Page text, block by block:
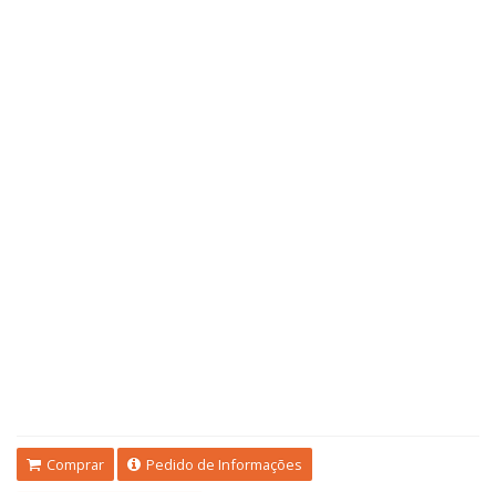
Comprar Pedido de Informações